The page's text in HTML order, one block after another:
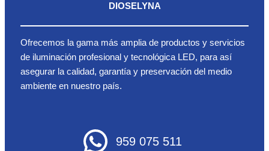
DIOSELYNA
Ofrecemos la gama más amplia de productos y servicios
de iluminación profesional y tecnológica LED, para así
asegurar la calidad, garantía y preservación del medio
ambiente en nuestro país.
959 075 511